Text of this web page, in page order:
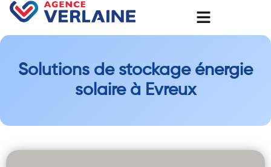
Solutions de stockage énergie
solaire à Evreux